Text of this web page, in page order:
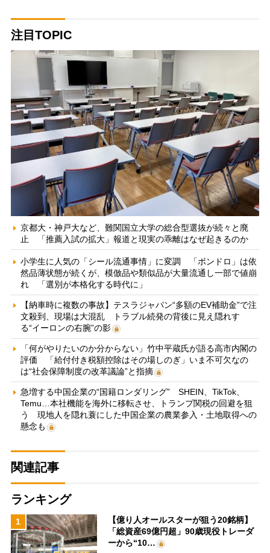
注目TOPIC
京都大・神戸大など、難関国立大学の総合型選抜が続々と廃
止 「推薦入試の拡大」報道と現実の乖離はなぜ起きるのか
小学生に人気の「シール流通事情」に変調 「ボンドロ」は依
然品薄状態が続くが、模倣品や類似品が大量流通し一部で値崩
れ 「選別が本格化する時代に」
【納車時に複数の事故】テスラジャパン“多額のEV補助金”で注
文殺到、現場は大混乱 トラブル続発の背後に見え隠れす
る“イーロンの右腕”の影
「何がやりたいのか分からない」竹中平蔵氏が語る高市内閣の
評価 「給付付き税額控除はその場しのぎ」いま不可欠なの
は“社会保障制度の改革議論”と指摘
急増する中国企業の“国籍ロンダリング” SHEIN、TikTok、
Temu…本社機能を海外に移転させ、トランプ関税の回避を狙
う 現地人を隠れ蓑にした中国企業の農業参入・土地取得への
懸念も
関連記事
ランキング
1
【億り人オールスターが狙う20銘柄】
「総資産69億円超」90歳現役トレーダ
ーから“10…